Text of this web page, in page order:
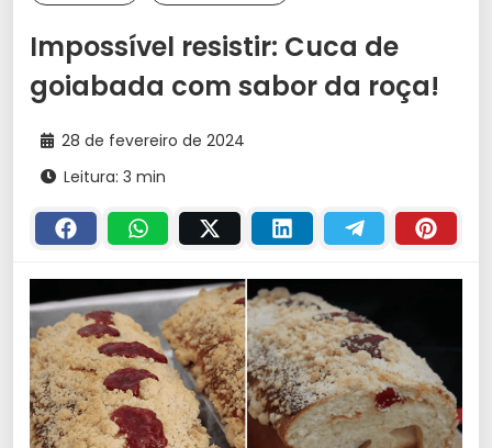
Impossível resistir: Cuca de
goiabada com sabor da roça!
28 de fevereiro de 2024
Leitura: 3 min